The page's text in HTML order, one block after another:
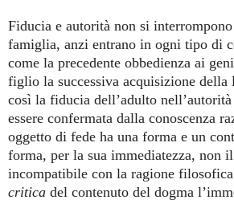
Fiducia e autorità non si
famiglia, anzi entrano in ogni tipo di
come la precedente obbedienza ai
figlio la successiva acquisizione della
così la fiducia dell’adulto
essere confermata dalla conoscenza
oggetto di fede ha una forma e un
forma, per la sua immediatezza, non
incompatibile con la ragione
critica del contenuto del dogma